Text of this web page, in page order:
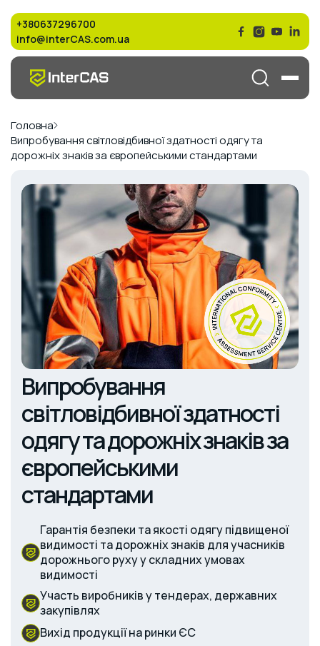
+380637296700
info@interCAS.com.ua
Головна
Випробування світловідбивної здатності одягу та
дорожніх знаків за європейськими стандартами
Випробування
світловідбивної здатності
одягу та дорожніх знаків за
європейськими
стандартами
Гарантія безпеки та якості одягу підвищеної
видимості та дорожніх знаків для учасників
дорожнього руху у складних умовах
видимості
Участь виробників у тендерах, державних
закупівлях
Вихід продукції на ринки ЄС